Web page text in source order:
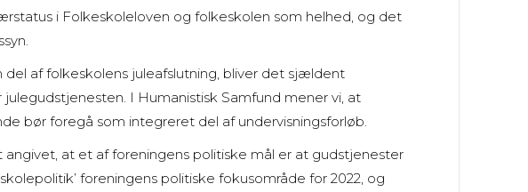
i Folkeskoleloven og folkeskolen som helhed, og det
af folkeskolens juleafslutning, bliver det sjældent
I Humanistisk Samfund mener vi, at
bør foregå som integreret del af undervisningsforløb.
angivet, at et af foreningens politiske mål er at gudstjenester
foreningens politiske fokusområde for 2022, og